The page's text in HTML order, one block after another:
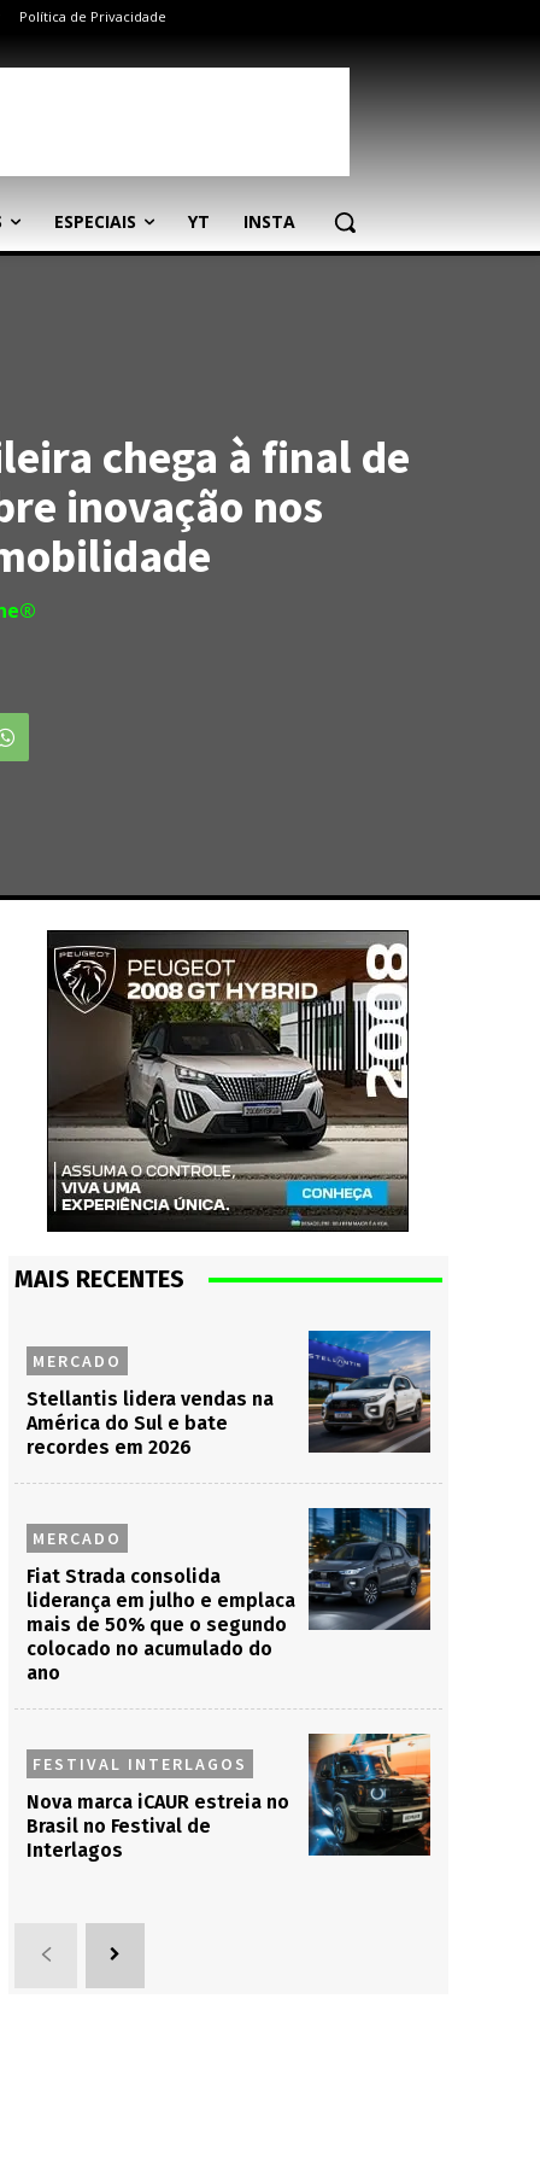
Política de Privacidade
ESPECIAIS YT INSTA
chega à final de
inovação nos
MAIS RECENTES
MERCADO
Stellantis lidera vendas na
América do Sul e bate
recordes em 2026
MERCADO
Fiat Strada consolida
liderança em julho e emplaca
mais de 50% que o segundo
colocado no acumulado do
ano
FESTIVAL INTERLAGOS
Nova marca iCAUR estreia no
Brasil no Festival de
Interlagos